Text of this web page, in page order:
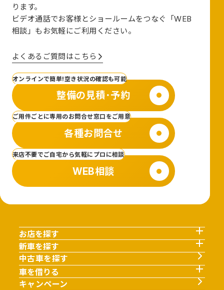
ります。
ビデオ通話でお客様とショールームをつなぐ
「WEB
相談」も お気軽にご利用ください。
よくあるご質問はこちら
オンラインで簡単!空き状況の確認も可能
整備の見積･予約
ご用件ごとに専用のお問合せ窓口をご用意
各種お問合せ
来店不要でご自宅から気軽にプロに相談
WEB相談
お店を探す
新車を探す
中古車を探す
車を借りる
キャンペーン